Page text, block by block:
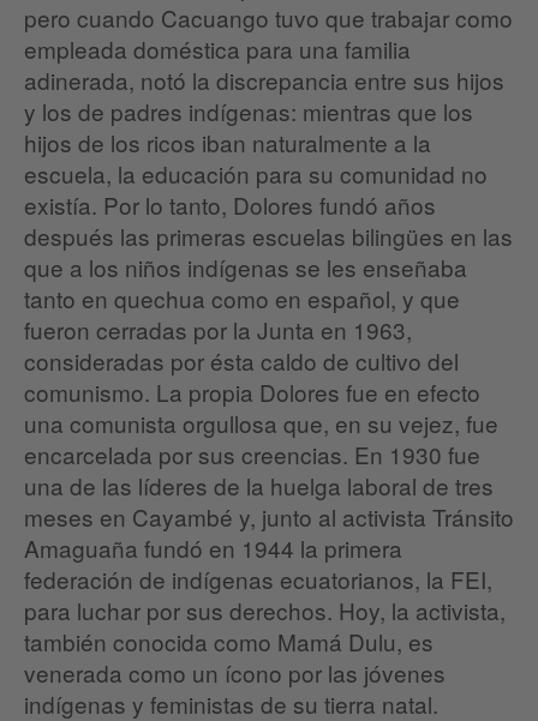
pero cuando Cacuango tuvo que trabajar como
empleada doméstica para una familia
adinerada, notó la discrepancia entre sus hijos
y los de padres indígenas: mientras que los
hijos de los ricos iban naturalmente a la
escuela, la educación para su comunidad no
existía. Por lo tanto, Dolores fundó años
después las primeras escuelas bilingües en las
que a los niños indígenas se les enseñaba
tanto en quechua como en español, y que
fueron cerradas por la Junta en 1963,
consideradas por ésta caldo de cultivo del
comunismo. La propia Dolores fue en efecto
una comunista orgullosa que, en su vejez, fue
encarcelada por sus creencias. En 1930 fue
una de las líderes de la huelga laboral de tres
meses en Cayambé y, junto al activista Tránsito
Amaguaña fundó en 1944 la primera
federación de indígenas ecuatorianos, la FEI,
para luchar por sus derechos. Hoy, la activista,
también conocida como Mamá Dulu, es
venerada como un ícono por las jóvenes
indígenas y feministas de su tierra natal.